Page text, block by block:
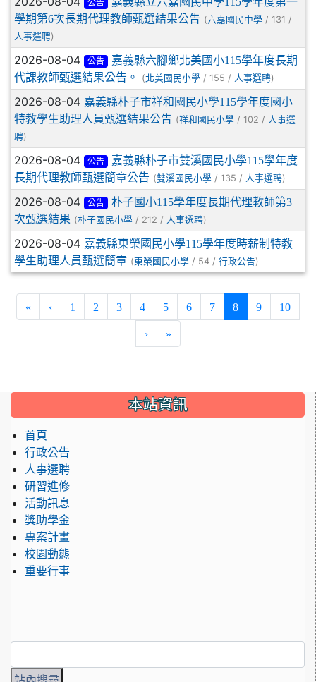
公告
學期第6次長期代理教師甄選結果公告 (六嘉國民中學 / 131 /
人事選聘)
2026-08-04 公告
嘉義縣六腳鄉北美國小115學年度長期
代課教師甄選結果公告。
(北美國民小學 / 155 / 人事選聘)
2026-08-04 嘉義縣朴子市祥和國民小學115學年度國小
特教學生助理人員甄選結果公告 (祥和國民小學 / 102 / 人事選
聘)
2026-08-04 公告
嘉義縣朴子市雙溪國民小學115學年度
長期代理教師甄選簡章公告 (雙溪國民小學 / 135 / 人事選聘)
2026-08-04 公告
朴子國小115學年度長期代理教師第3
次甄選結果 (朴子國民小學 / 212 / 人事選聘)
2026-08-04 嘉義縣東榮國民小學115學年度時薪制特教
學生助理人員甄選簡章 (東榮國民小學 / 54 / 行政公告)
« ‹ 1 2 3 4 5 6 7 8(current)
9 10
› »
::: 本站資訊
首頁
行政公告
人事選聘
研習進修
活動訊息
獎助學金
專案計畫
校園動態
重要行事